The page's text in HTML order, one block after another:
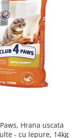
Hrana uscata
- cu Iepure, 14kg